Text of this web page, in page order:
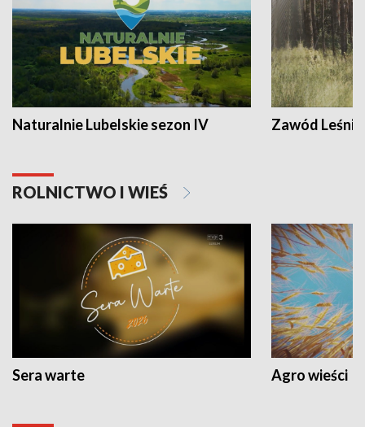
Naturalnie Lubelskie sezon IV Zawód Leśnik
ROLNICTWO I WIEŚ
Sera warte Agro wieści